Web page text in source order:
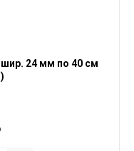
шир. 24 мм по 40 см